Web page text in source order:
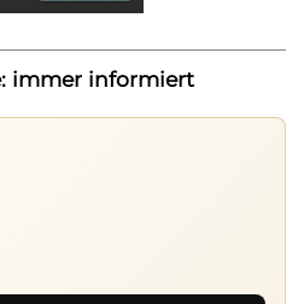
immer informiert